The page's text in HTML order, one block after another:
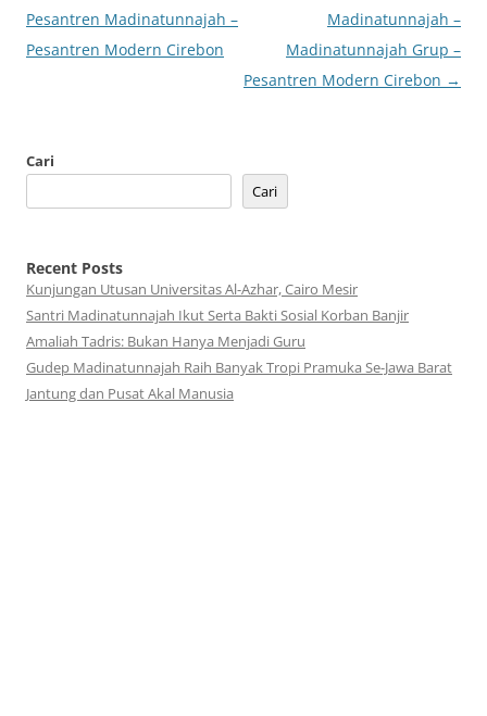
Tulisan
Pesantren Madinatunnajah –
Pesantren Modern Cirebon
Madinatunnajah –
Madinatunnajah Grup –
Pesantren Modern Cirebon →
Cari
Cari
Recent Posts
Kunjungan Utusan Universitas Al-Azhar, Cairo Mesir
Santri Madinatunnajah Ikut Serta Bakti Sosial Korban Banjir
Amaliah Tadris: Bukan Hanya Menjadi Guru
Gudep Madinatunnajah Raih Banyak Tropi Pramuka Se-Jawa Barat
Jantung dan Pusat Akal Manusia